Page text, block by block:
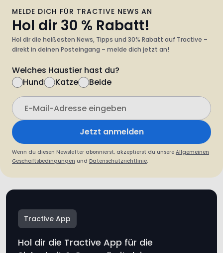
MELDE DICH FÜR TRACTIVE NEWS AN
Hol dir 30 % Rabatt!
Hol dir die heißesten News, Tipps und 30% Rabatt auf Tractive –
direkt in deinen Posteingang – melde dich jetzt an!
Welches Haustier hast du?
Hund
Katze Beide
Jetzt anmelden
Wenn du diesen Newsletter abonnierst, akzeptierst du unsere Allgemeinen
Geschäftsbedingungen und Datenschutzrichtlinie.
Tractive App
Hol dir die Tractive App für die